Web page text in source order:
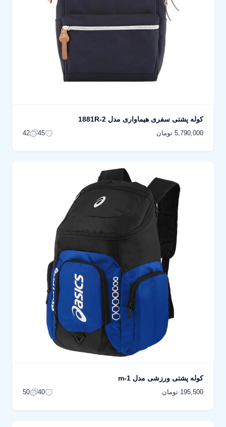
کوله پشتی سفری هیماواری مدل 1881R-2
5,790,000 تومان 45
42
کوله پشتی ورزشی مدل m-1
195,500 تومان 40
50